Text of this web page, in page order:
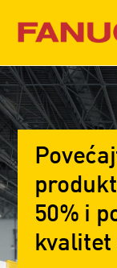
50% i
kvalitet